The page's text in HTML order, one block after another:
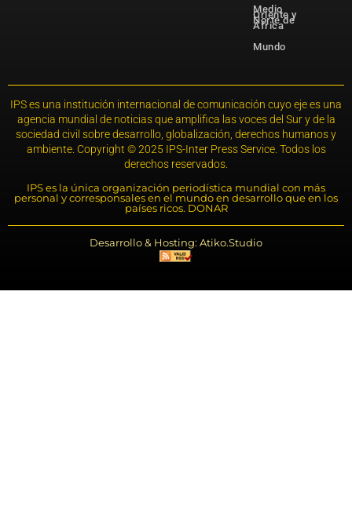
Medio
Oriente y
Norte de
África
Mundo
IPS es una institución internacional de comunicación cuyo eje es una
agencia mundial de noticias que amplifica las voces del Sur y de la
sociedad civil sobre desarrollo, globalización, derechos humanos y
ambiente. Copyright © 2025 IPS-Inter Press Service. Todos los
derechos reservados.
IPS es la única organización periodística mundial con más
personal y corresponsales en el mundo en desarrollo que en los
países ricos. DONAR
Desarrollo & Hosting: Atiko.Studio